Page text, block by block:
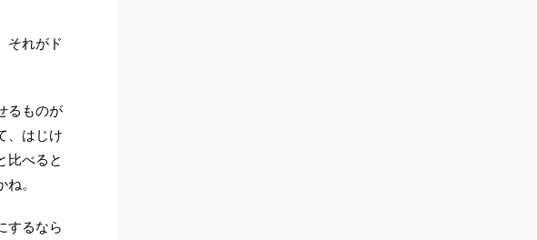
それがド
るものが
、はじけ
比べると
。
するなら